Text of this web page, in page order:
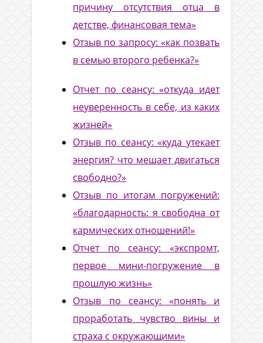
причину отсутствия отца в
детстве, финансовая тема»
Отзыв по запросу: «как позвать
в семью второго ребенка?»
Отчет по сеансу: «откуда идет
неуверенность в себе, из каких
жизней»
Отзыв по сеансу: «куда утекает
энергия? что мешает двигаться
свободно?»
Отзыв по итогам погружений:
«благодарность: я свободна от
кармических отношений!»
Отчет по сеансу: «экспромт,
первое мини-погружение в
прошлую жизнь»
Отзыв по сеансу: «понять и
проработать чувство вины и
страха с окружающими»